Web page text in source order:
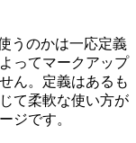
うのかは一応定義
ってマークアップ
ん。定義はあるも
て柔軟な使い方が
ジです。